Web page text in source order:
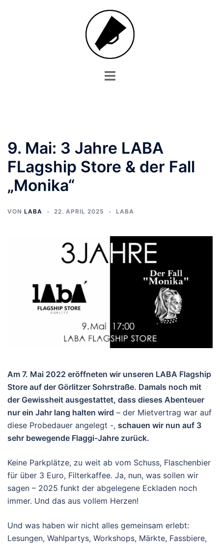
Menü
9. Mai: 3 Jahre LABA
FLagship Store & der Fall
„Monika“
VON LABA 22. APRIL 2025 LABA
Am 7. Mai 2022 eröffneten wir unseren LABA Flagship
Store auf der Görlitzer Sohrstraße. Damals noch mit
der Gewissheit ausgestattet, dass dieses Abenteuer
nur ein Jahr lang halten wird – der Mietvertrag war auf
diese Probedauer angelegt -, schauen wir nun auf 3
sehr bewegende Flaggi-Jahre zurück.
Keine Parkplätze, zu weit ab vom Schuss, Flaschenbier
für über 3 Euro, Filterkaffee. Ja, nun, was sollen wir
sagen – 2025 funkt der abgelegene Eckladen noch
immer. Und das aus vollem Herzen!
Und was haben wir nicht alles gemeinsam erlebt:
Lesungen, Wahlpartys, Workshops, Märkte, Fassbiere,